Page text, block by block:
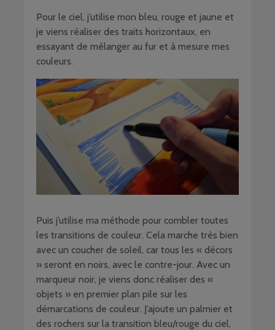
Pour le ciel, j’utilise mon bleu, rouge et jaune et
je viens réaliser des traits horizontaux, en
essayant de mélanger au fur et à mesure mes
couleurs.
Puis j’utilise ma méthode pour combler toutes
les transitions de couleur. Cela marche très bien
avec un coucher de soleil, car tous les « décors
» seront en noirs, avec le contre-jour. Avec un
marqueur noir, je viens donc réaliser des «
objets » en premier plan pile sur les
démarcations de couleur. J’ajoute un palmier et
des rochers sur la transition bleu/rouge du ciel,